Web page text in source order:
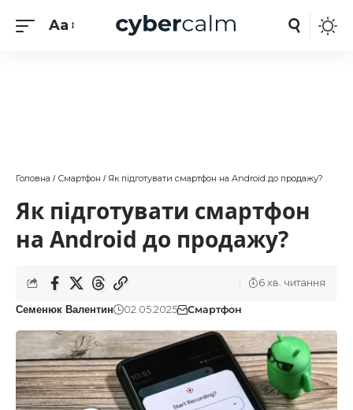
Aa
Головна / Смартфон / Як підготувати смартфон на Android до продажу?
Як підготувати смартфон
на Android до продажу?
Семенюк Валентин 02.05.2025 Смартфон
6 хв. читання